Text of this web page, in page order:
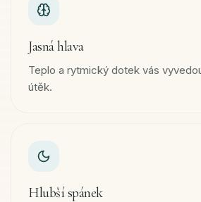
Jasná hlava
Teplo a rytmický dotek vás
útěk.
Hlubší spánek